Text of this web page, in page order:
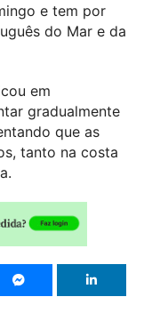
e tem por
do Mar e da
em
gradualmente
que as
tanto na costa